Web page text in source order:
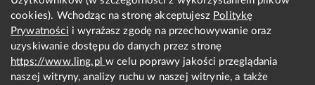
SŁOWNIK ANGIELSKO-POLSKI
SŁOWNIK FRANCUSKO-POLSKI
SŁOWNIK WŁOSKO-POLSKI
SŁOWNIK HISZPAŃSKO-POLSKI
SŁOWNIK NIEMIECKO-POLSKI
SŁOWNIK ROSYJSKO-POLSKI
cookies). Wchodząc na stronę akceptujesz Politykę
Prywatności i wyrażasz zgodę na przechowywanie oraz
uzyskiwanie dostępu do danych przez stronę
https://www.ling.plw celu poprawy jakości przeglądania
naszej witryny, analizy ruchu w naszej witrynie, a także